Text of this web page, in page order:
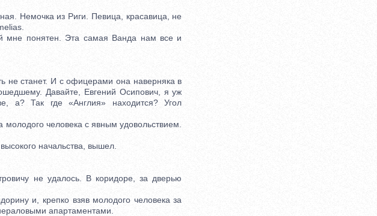
Немочка из Риги. Певица, красавица, не
понятен. Эта самая Ванда нам все и
не станет. И с офицерами она наверняка в
Давайте, Евгений Осипович, я уж
а? Так где «Англия» находится? Угол
человека с явным удовольствием.
начальства, вышел.
не удалось. В коридоре, за дверью
и, крепко взяв молодого человека за
апартаментами.